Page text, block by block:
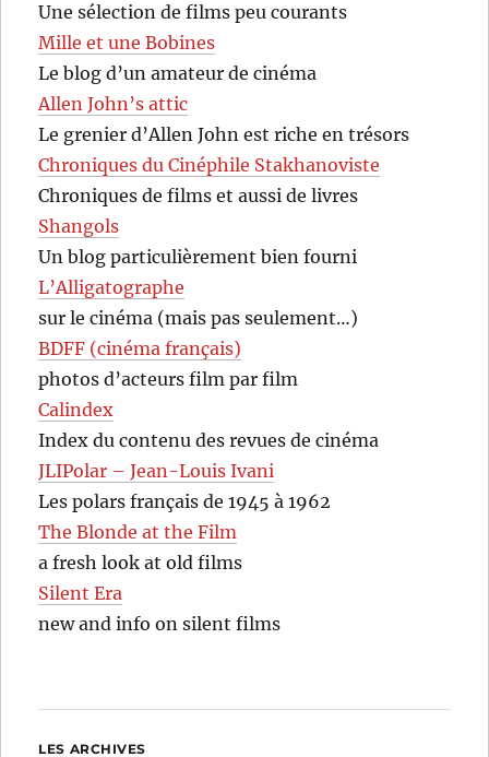
Une sélection de films peu courants
Mille et une Bobines
Le blog d’un amateur de cinéma
Allen John’s attic
Le grenier d’Allen John est riche en trésors
Chroniques du Cinéphile Stakhanoviste
Chroniques de films et aussi de livres
Shangols
Un blog particulièrement bien fourni
L’Alligatographe
sur le cinéma (mais pas seulement…)
BDFF (cinéma français)
photos d’acteurs film par film
Calindex
Index du contenu des revues de cinéma
JLIPolar – Jean-Louis Ivani
Les polars français de 1945 à 1962
The Blonde at the Film
a fresh look at old films
Silent Era
new and info on silent films
LES ARCHIVES